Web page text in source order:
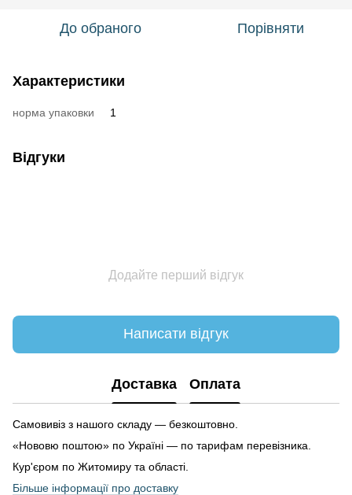
До обраного Порівняти
Характеристики
норма упаковки 1
Відгуки
Додайте перший відгук
Написати відгук
Доставка Оплата
Самовивіз з нашого складу — безкоштовно.
«Нововю поштою» по Україні — по тарифам перевізника.
Кур'єром по Житомиру та області.
Більше інформації про доставку